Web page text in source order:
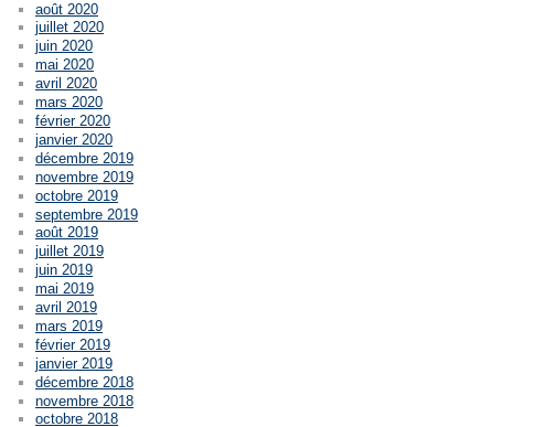
août 2020
juillet 2020
juin 2020
mai 2020
avril 2020
mars 2020
février 2020
janvier 2020
décembre 2019
novembre 2019
octobre 2019
septembre 2019
août 2019
juillet 2019
juin 2019
mai 2019
avril 2019
mars 2019
février 2019
janvier 2019
décembre 2018
novembre 2018
octobre 2018